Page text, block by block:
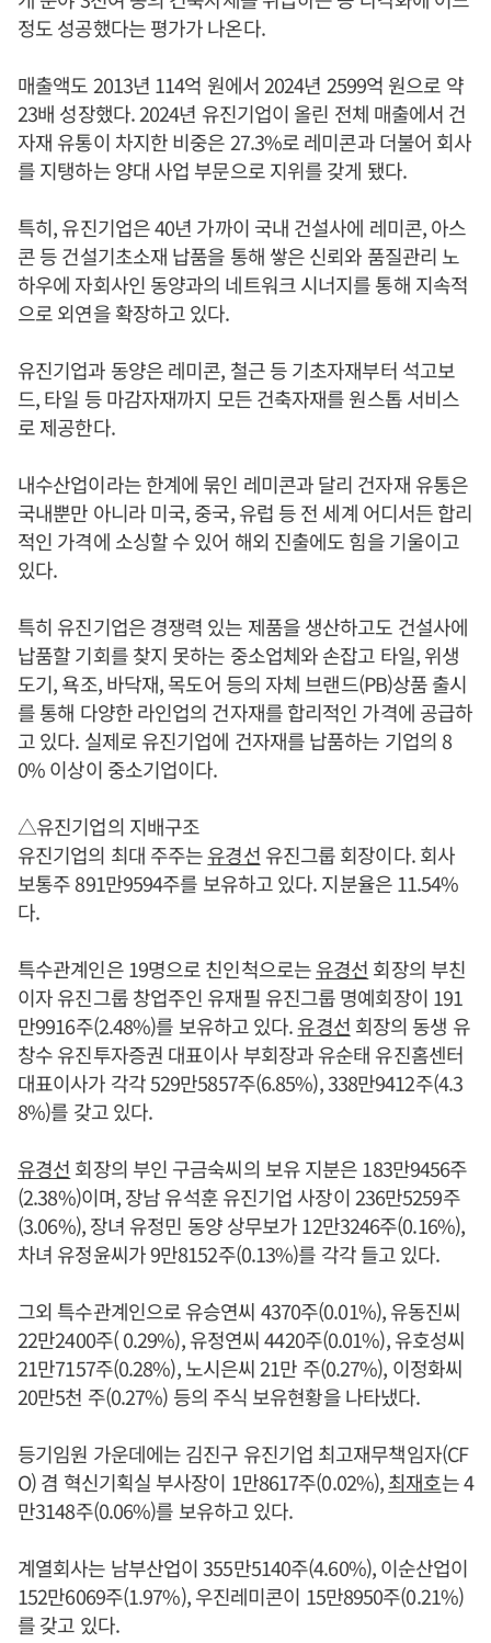
정도 성공했다는 평가가 나온다.
매출액도 2013년 114억 원에서 2024년 2599억 원으로 약
23배 성장했다. 2024년 유진기업이 올린 전체 매출에서 건
자재 유통이 차지한 비중은 27.3%로 레미콘과 더불어 회사
를 지탱하는 양대 사업 부문으로 지위를 갖게 됐다.
특히, 유진기업은 40년 가까이 국내 건설사에 레미콘, 아스
콘 등 건설기초소재 납품을 통해 쌓은 신뢰와 품질관리 노
하우에 자회사인 동양과의 네트워크 시너지를 통해 지속적
으로 외연을 확장하고 있다.
유진기업과 동양은 레미콘, 철근 등 기초자재부터 석고보
드, 타일 등 마감자재까지 모든 건축자재를 원스톱 서비스
로 제공한다.
내수산업이라는 한계에 묶인 레미콘과 달리 건자재 유통은
국내뿐만 아니라 미국, 중국, 유럽 등 전 세계 어디서든 합리
적인 가격에 소싱할 수 있어 해외 진출에도 힘을 기울이고
있다.
특히 유진기업은 경쟁력 있는 제품을 생산하고도 건설사에
납품할 기회를 찾지 못하는 중소업체와 손잡고 타일, 위생
도기, 욕조, 바닥재, 목도어 등의 자체 브랜드(PB)상품 출시
를 통해 다양한 라인업의 건자재를 합리적인 가격에 공급하
고 있다. 실제로 유진기업에 건자재를 납품하는 기업의 8
0% 이상이 중소기업이다.
△유진기업의 지배구조
유진기업의 최대 주주는유경선 유진그룹 회장이다. 회사
보통주 891만9594주를 보유하고 있다. 지분율은 11.54%
다.
특수관계인은 19명으로 친인척으로는유경선 회장의 부친
이자 유진그룹 창업주인 유재필 유진그룹 명예회장이 191
만9916주(2.48%)를 보유하고 있다.유경선 회장의 동생 유
창수 유진투자증권 대표이사 부회장과 유순태 유진홈센터
대표이사가 각각 529만5857주(6.85%), 338만9412주(4.3
8%)를 갖고 있다.
유경선 회장의 부인 구금숙씨의 보유 지분은 183만9456주
(2.38%)이며, 장남 유석훈 유진기업 사장이 236만5259주
(3.06%), 장녀 유정민 동양 상무보가 12만3246주(0.16%),
차녀 유정윤씨가 9만8152주(0.13%)를 각각 들고 있다.
그외 특수관계인으로 유승연씨 4370주(0.01%), 유동진씨
22만2400주( 0.29%), 유정연씨 4420주(0.01%), 유호성씨
21만7157주(0.28%), 노시은씨 21만 주(0.27%), 이정화씨
20만5천 주(0.27%) 등의 주식 보유현황을 나타냈다.
등기임원 가운데에는 김진구 유진기업 최고재무책임자(CF
O) 겸 혁신기획실 부사장이 1만8617주(0.02%),최재호는 4
만3148주(0.06%)를 보유하고 있다.
계열회사는 남부산업이 355만5140주(4.60%), 이순산업이
152만6069주(1.97%), 우진레미콘이 15만8950주(0.21%)
를 갖고 있다.